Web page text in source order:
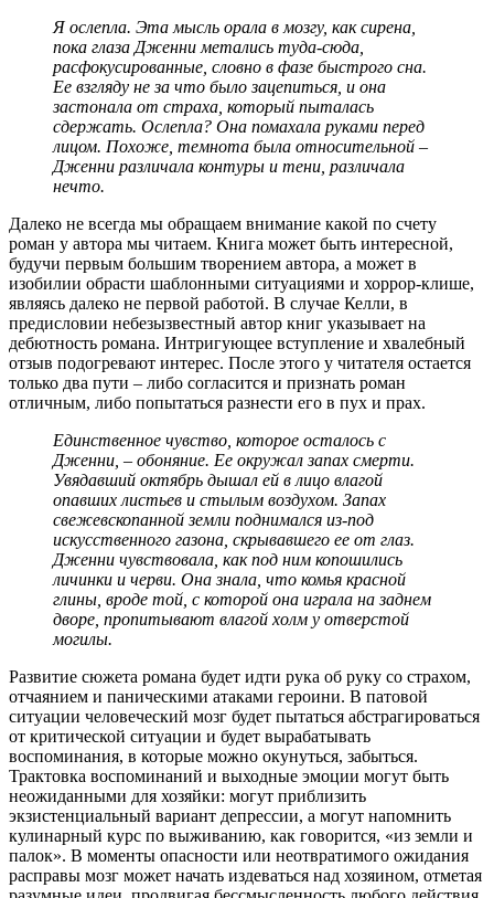
Я ослепла. Эта мысль орала в мозгу, как сирена,
пока глаза Дженни метались туда-сюда,
расфокусированные, словно в фазе быстрого сна.
Ее взгляду не за что было зацепиться, и она
застонала от страха, который пыталась
сдержать. Ослепла? Она помахала руками перед
лицом. Похоже, темнота была относительной –
Дженни различала контуры и тени, различала
нечто.
Далеко не всегда мы обращаем внимание какой по счету
роман у автора мы читаем. Книга может быть интересной,
будучи первым большим творением автора, а может в
изобилии обрасти шаблонными ситуациями и хоррор-клише,
являясь далеко не первой работой. В случае Келли, в
предисловии небезызвестный автор книг указывает на
дебютность романа. Интригующее вступление и хвалебный
отзыв подогревают интерес. После этого у читателя остается
только два пути – либо согласится и признать роман
отличным, либо попытаться разнести его в пух и прах.
Единственное чувство, которое осталось с
Дженни, – обоняние. Ее окружал запах смерти.
Увядавший октябрь дышал ей в лицо влагой
опавших листьев и стылым воздухом. Запах
свежевскопанной земли поднимался из-под
искусственного газона, скрывавшего ее от глаз.
Дженни чувствовала, как под ним копошились
личинки и черви. Она знала, что комья красной
глины, вроде той, с которой она играла на заднем
дворе, пропитывают влагой холм у отверстой
могилы.
Развитие сюжета романа будет идти рука об руку со страхом,
отчаянием и паническими атаками героини. В патовой
ситуации человеческий мозг будет пытаться абстрагироваться
от критической ситуации и будет вырабатывать
воспоминания, в которые можно окунуться, забыться.
Трактовка воспоминаний и выходные эмоции могут быть
неожиданными для хозяйки: могут приблизить
экзистенциальный вариант депрессии, а могут напомнить
кулинарный курс по выживанию, как говорится, «из земли и
палок». В моменты опасности или неотвратимого ожидания
расправы мозг может начать издеваться над хозяином, отметая